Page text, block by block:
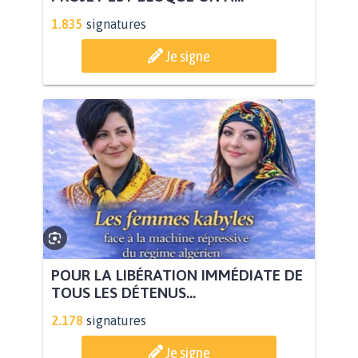
1.835 signatures
Je signe
POUR LA LIBÉRATION IMMÉDIATE DE
TOUS LES DÉTENUS...
2.178 signatures
Je signe